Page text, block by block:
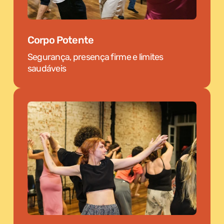
Corpo Potente
Segurança, presença firme e limites
saudáveis